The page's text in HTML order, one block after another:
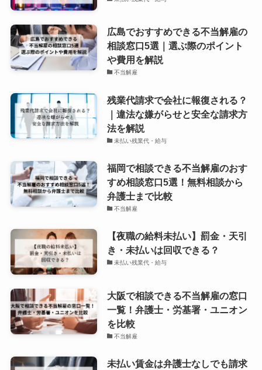
広島でおすすめできる不当解雇の
相談窓口5選｜選ぶ際のポイント
や費用を解説
不当解雇
残業代請求で会社に報復される？
｜違法な嫌がらせと安全な請求方
法を解説
未払い残業代・給与
福岡で相談できる不当解雇のおす
すめ相談窓口5選！無料相談から
弁護士まで比較
不当解雇
【夜職の給料未払い】罰金・天引
き・未払いは回収できる？
未払い残業代・給与
大阪で相談できる不当解雇の窓口
一覧！弁護士・労基署・ユニオン
を比較
不当解雇
未払い賃金は弁護士なしでも請求